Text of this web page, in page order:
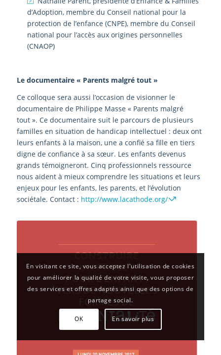
d’Adoption, membre du Conseil national pour la
protection de l’enfance (CNPE), membre du Conseil
national pour l’accès aux origines personnelles
(CNAOP)
Le documentaire « Parents malgré tout »
Ce colloque sera aussi l’occasion de visionner le
documentaire de Philippe Masse « Parents malgré
tout ». Ce documentaire suit le parcours de plusieurs
familles en situation de handicap intellectuel : deux ont
leurs enfants à la maison, une a confié sa fille en tiers
digne de confiance à sa sœur. Les enfants devenus
grands témoigneront. Cinq professionnels ressource
nous aident à mieux comprendre les situations et leurs
enjeux pour les enfants, les parents, et l’évolution
sociétale. Contact : http://www.lacathode.org/
En visitant ce site, vous acceptez l'utilisation de cookies
pour améliorer la qualité de votre visite, vous proposer
des services et offres adaptés ainsi que des options de
partage social.
OK En savoir plus